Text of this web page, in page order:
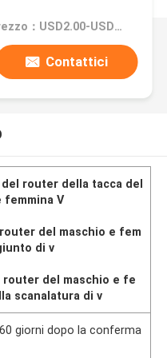
Prezzo：USD2.00-USD20.00
Contattici
router della tacca del
femmina V
del maschio e fem
di v
router del maschio e fe
scanalatura di v
giorni dopo la conferma